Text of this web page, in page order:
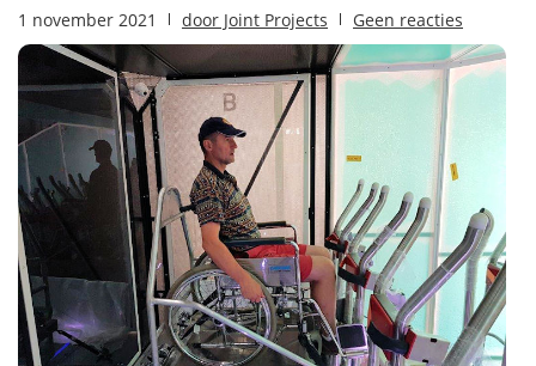
1 november 2021 door Joint Projects Geen reacties